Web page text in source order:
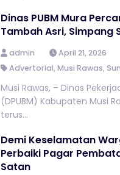
Dinas PUBM Mura
Tambah Asri, Simpang
admin
April 21, 2026
Advertorial, Musi Rawas,
Musi Rawas, – Dinas
(DPUBM) Kabupaten Musi
terus...
Demi Keselamatan
Perbaiki Pagar
Satan